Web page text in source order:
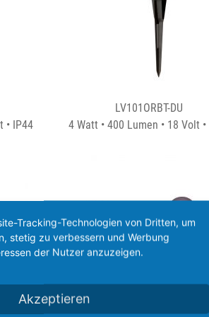
• IP44
LV101ORBT-DU
4 Watt • 400 Lumen • 18 Volt •
Tracking-Technologien von Dritten, um
stetig zu verbessern und Werbung
der Nutzer anzuzeigen.
Akzeptieren